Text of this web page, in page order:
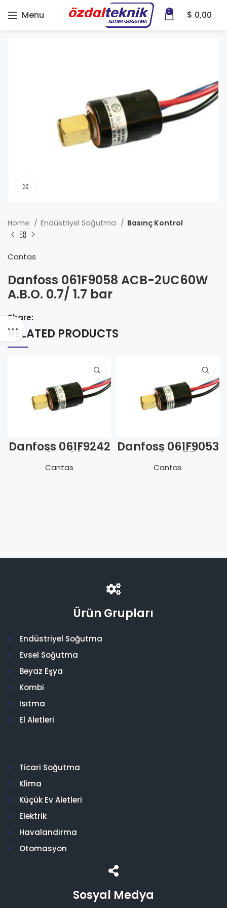
Menu 0 $ 0,00
Home Endüstriyel Soğutma Basınç Kontrol
Cantas
Danfoss 061F9058 ACB-2UC60W
A.B.O. 0.7/ 1.7 bar
Share:
RELATED PRODUCTS
Danfoss 061F9242
ACB-2UC62MW
Y.B.M. 21.0/28.0
bar
Cantas
Danfoss 061F9053
ACB-2UC55W
Y.B.O. 24.0/31.0
bar
Cantas
Ürün Grupları
Endüstriyel Soğutma
Evsel Soğutma
Beyaz Eşya
Kombi
Isıtma
El Aletleri
Ticari Soğutma
Klima
Küçük Ev Aletleri
Elektrik
Havalandırma
Otomasyon
Sosyal Medya